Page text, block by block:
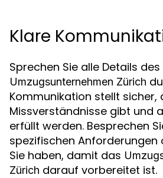
Klare
Sprechen Sie alle Details
Umzugsunternehmen Zürich
Kommunikation stellt sicher,
Missverständnisse gibt und
erfüllt werden. Besprechen
spezifischen Anforderungen
Sie haben, damit das
Zürich darauf vorbereitet ist.